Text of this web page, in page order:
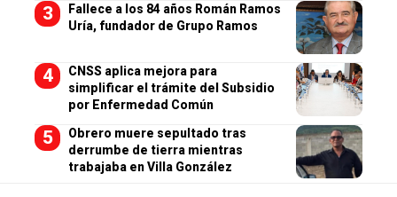
Fallece a los 84 años Román Ramos
Uría, fundador de Grupo Ramos
CNSS aplica mejora para
simplificar el trámite del Subsidio
por Enfermedad Común
Obrero muere sepultado tras
derrumbe de tierra mientras
trabajaba en Villa González